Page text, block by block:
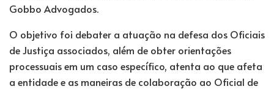
Gobbo Advogados.
O objetivo foi debater a atuação na defesa dos Oficiais
de Justiça associados, além de obter orientações
processuais em um caso específico, atenta ao que afeta
a entidade e as maneiras de colaboração ao Oficial de